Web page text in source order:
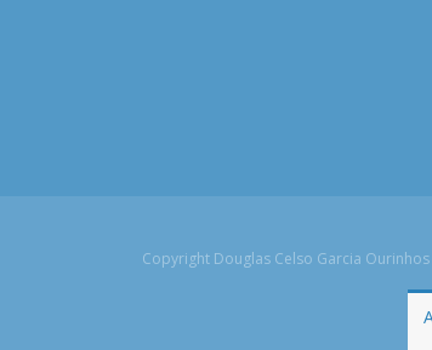
Copyright Douglas Celso Garcia